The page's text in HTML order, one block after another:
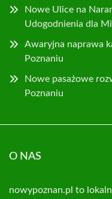
Nowe Ulice na
Udogodnienia dla
Awaryjna naprawa
Poznaniu
Nowe pasażowe
Poznaniu
O NAS
nowypoznan.pl to